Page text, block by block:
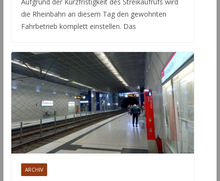
die Rheinbahn an diesem Tag den gewohnten
Fahrbetrieb komplett einstellen. Das
ARCHIV